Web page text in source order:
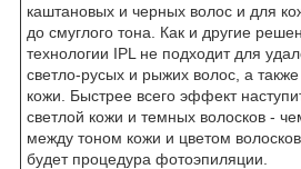
каштановых и черных волос и для
до смуглого тона. Как и другие
технологии IPL не подходит для
светло-русых и рыжих волос, а
кожи. Быстрее всего эффект
светлой кожи и темных волосков -
между тоном кожи и цветом
будет процедура фотоэпиляции.